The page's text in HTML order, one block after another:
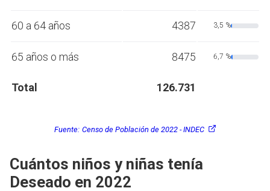
60 a 64 años 4387 3,5 %
65 años o más 8475 6,7 %
Total 126.731
Fuente: Censo de Población de 2022 - INDEC
Cuántos niños y niñas tenía
Deseado en 2022